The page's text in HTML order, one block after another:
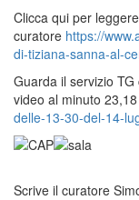
Clicca qui per
curatore https://
di-tiziana-sanna-al-
Guarda il servizio TG
video al minuto
delle-13-30-del-14-
Scrive il curatore